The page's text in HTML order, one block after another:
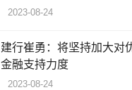
2023-08-24
建行崔勇：将坚持加大对
金融支持力度
2023-08-24